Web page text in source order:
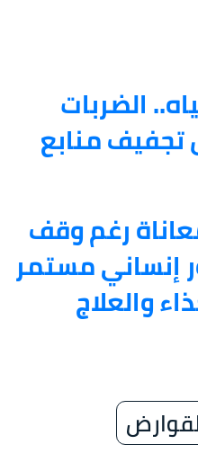
الضربات
تجفيف منابع
رغم وقف
إنساني مستمر
والعلاج